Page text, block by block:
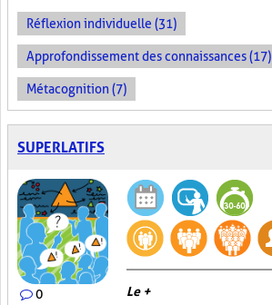
Réflexion individuelle (31)
Approfondissement des connaissances (17)
Métacognition (7)
SUPERLATIFS
0 Le +